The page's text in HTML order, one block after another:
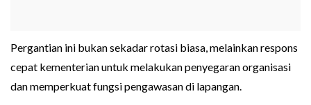
Pergantian ini bukan sekadar rotasi biasa, melainkan respons
cepat kementerian untuk melakukan penyegaran organisasi
dan memperkuat fungsi pengawasan di lapangan.